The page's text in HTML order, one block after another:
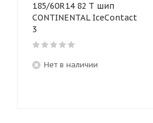
185/60R14 82 T шип
CONTINENTAL IceContact
3
Нет в наличии